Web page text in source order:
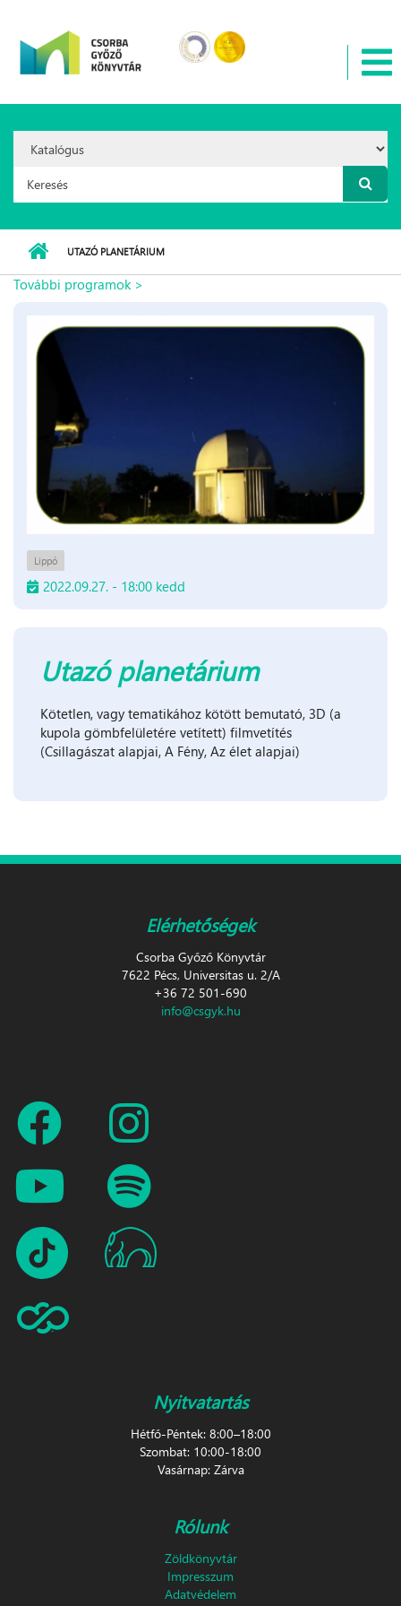
Option:
Keresés űrlap
UTAZÓ PLANETÁRIUM
További programok >
Lippó
2022.09.27. - 18:00 kedd
Utazó planetárium
Kötetlen, vagy tematikához kötött bemutató, 3D (a
kupola gömbfelületére vetített) filmvetítés
(Csillagászat alapjai, A Fény, Az élet alapjai)
Elérhetőségek
Csorba Győző Könyvtár
7622 Pécs, Universitas u. 2/A
+36 72 501-690
info@csgyk.hu
Nyitvatartás
Hétfő-Péntek: 8:00–18:00
Szombat: 10:00-18:00
Vasárnap: Zárva
Rólunk
Zöldkönyvtár
Impresszum
Adatvédelem